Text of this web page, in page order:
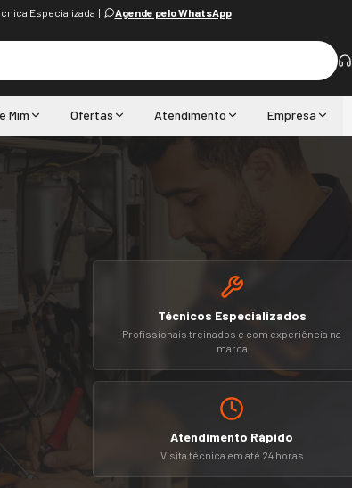
Especializada | Agende pelo WhatsApp
Mim Ofertas Atendimento Empresa
Técnicos Especializados
Profissionais treinados e com experiência na
marca
Atendimento Rápido
Visita técnica em até 24 horas